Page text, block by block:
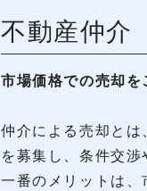
不動産仲介
市場価格での売却を
仲介による売却と
を募集し、条件交渉
一番のメリットは、